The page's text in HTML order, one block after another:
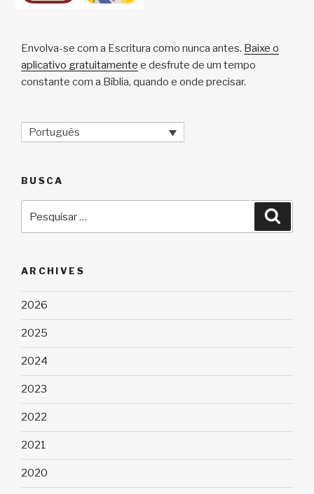
Envolva-se com a Escritura como nunca antes. Baixe o
aplicativo gratuitamente e desfrute de um tempo
constante com a Bíblia, quando e onde precisar.
Português
BUSCA
por:
ARCHIVES
2026
2025
2024
2023
2022
2021
2020